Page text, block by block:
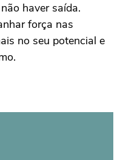
haver saída.
força nas
no seu potencial e